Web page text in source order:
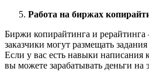
Работа на биржах
Биржи копирайтинга и рерайтинга
заказчики могут размещать
Если у вас есть навыки написания
вы можете зарабатывать деньги на